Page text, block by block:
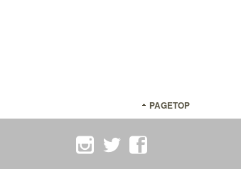
PAGETOP